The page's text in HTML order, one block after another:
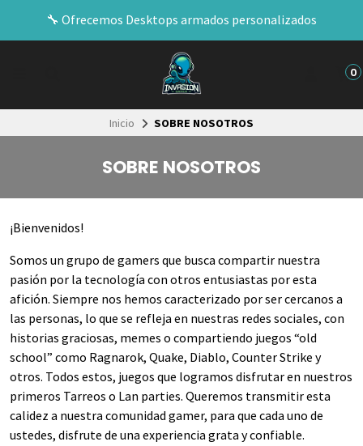
🔧​ Ofrecemos Desktops armados personalizados
0
Inicio SOBRE NOSOTROS
SOBRE NOSOTROS
¡Bienvenidos!
Somos un grupo de gamers que busca compartir nuestra
pasión por la tecnología con otros entusiastas por esta
afición. Siempre nos hemos caracterizado por ser cercanos a
las personas, lo que se refleja en nuestras redes sociales, con
historias graciosas, memes o compartiendo juegos “old
school” como Ragnarok, Quake, Diablo, Counter Strike y
otros. Todos estos, juegos que logramos disfrutar en nuestros
primeros Tarreos o Lan parties. Queremos transmitir esta
calidez a nuestra comunidad gamer, para que cada uno de
ustedes, disfrute de una experiencia grata y confiable.